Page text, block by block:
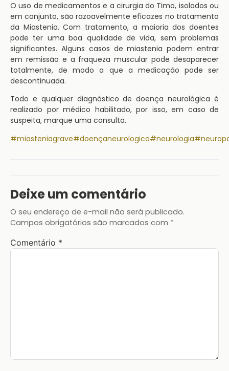
O uso de medicamentos e a cirurgia do Timo, isolados ou
em conjunto, são razoavelmente eficazes no tratamento
da Miastenia. Com tratamento, a maioria dos doentes
pode ter uma boa qualidade de vida, sem problemas
significantes. Alguns casos de miastenia podem entrar
em remissão e a fraqueza muscular pode desaparecer
totalmente, de modo a que a medicação pode ser
descontinuada.
Todo e qualquer diagnóstico de doença neurológica é
realizado por médico habilitado, por isso, em caso de
suspeita, marque uma consulta.
#miasteniagrave#doençaneurologica#neurologia
Deixe um comentário
O seu endereço de e-mail não será publicado.
Campos obrigatórios são marcados com *
Comentário *